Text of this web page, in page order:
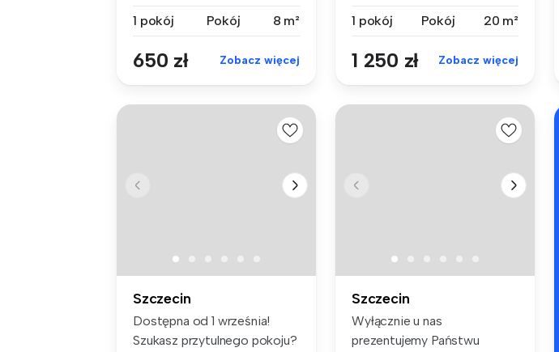
1 pokój
Pokój 8 m²
650 zł Zobacz więcej
1 pokój
Pokój 20 m²
1 250 zł Zobacz więcej
Szczecin
Dostępna od 1 września!
Szukasz przytulnego pokoju?
Szczecin
Wyłącznie u nas
prezentujemy Państwu